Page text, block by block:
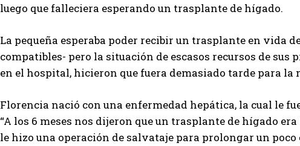
luego que falleciera esperando un trasplante de hígado.
La pequeña esperaba poder recibir un trasplante en vida
compatibles- pero la situación de escasos recursos de
en el hospital, hicieron que fuera demasiado tarde para la
Florencia nació con una enfermedad hepática, la cual le
“A los 6 meses nos dijeron que un trasplante de hígado
le hizo una operación de salvataje para prolongar un poco